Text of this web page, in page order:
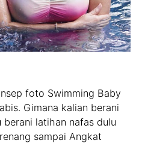
foto Swimming Baby
Gimana kalian berani
berani latihan nafas dulu
sampai Angkat